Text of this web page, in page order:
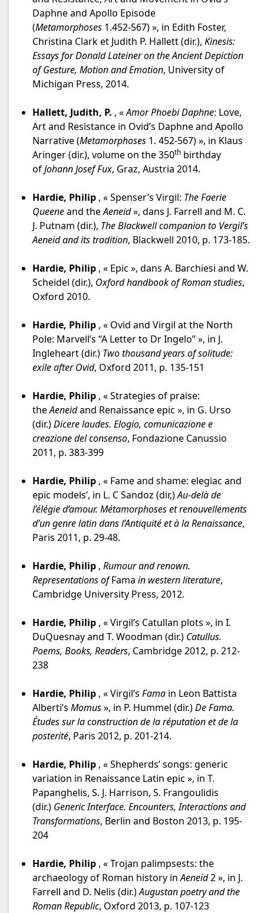
Daphne and Apollo Episode
(Metamorphoses 1.452-567) », in Edith Foster,
Christina Clark et Judith P. Hallett (dir.), Kinesis:
Essays for Donald Lateiner on the Ancient Depiction
of Gesture, Motion and Emotion, University of
Michigan Press, 2014.
Hallett, Judith, P. , «Amor Phoebi Daphne: Love,
Art and Resistance in Ovid’s Daphne and Apollo
Narrative (Metamorphoses 1. 452-567) », in Klaus
Aringer (dir.), volume on the 350th birthday
ofJohann Josef Fux, Graz, Austria 2014.
Hardie, Philip , « Spenser’s Virgil: The Faerie
Queeneand theAeneid», dans J. Farrell and M. C.
J. Putnam (dir.), The Blackwell companion to Vergil’s
Aeneid and its tradition, Blackwell 2010, p. 173-185.
Hardie, Philip , « Epic », dans A. Barchiesi and W.
Scheidel (dir.), Oxford handbook of Roman studies,
Oxford 2010.
Hardie, Philip , « Ovid and Virgil at the North
Pole: Marvell’s “A Letter to Dr Ingelo” », in J.
Ingleheart (dir.) Two thousand years of solitude:
exile after Ovid, Oxford 2011, p. 135-151
Hardie, Philip , « Strategies of praise:
theAeneidand Renaissance epic », in G. Urso
(dir.)Dicere laudes. Elogio, comunicazione e
creazione del consenso, Fondazione Canussio
2011, p. 383-399
Hardie, Philip , « Fame and shame: elegiac and
epic models’, in L. C Sandoz (dir,)Au-delà de
l’élégie d’amour. Métamorphoses et renouvellements
d’un genre latin dans l’Antiquité et à la Renaissance,
Paris 2011, p. 29-48.
Hardie, Philip , Rumour and renown.
Representations ofFama in western literature,
Cambridge University Press, 2012.
Hardie, Philip , « Virgil’s Catullan plots », in I.
DuQuesnay and T. Woodman (dir.) Catullus.
Poems, Books, Readers, Cambridge 2012, p. 212-
238
Hardie, Philip , « Virgil’s Fama in Leon Battista
Alberti’s Momus», in P. Hummel (dir.)De Fama.
Études sur la construction de la réputation et de la
posterité, Paris 2012, p. 201-214.
Hardie, Philip , « Shepherds’ songs: generic
variation in Renaissance Latin epic », in T.
Papanghelis, S. J. Harrison, S. Frangoulidis
(dir.) Generic Interface. Encounters, Interactions and
Transformations, Berlin and Boston 2013, p. 195-
204
Hardie, Philip , « Trojan palimpsests: the
archaeology of Roman history inAeneid2 », in J.
Farrell and D. Nelis (dir.)Augustan poetry and the
Roman Republic, Oxford 2013, p. 107-123